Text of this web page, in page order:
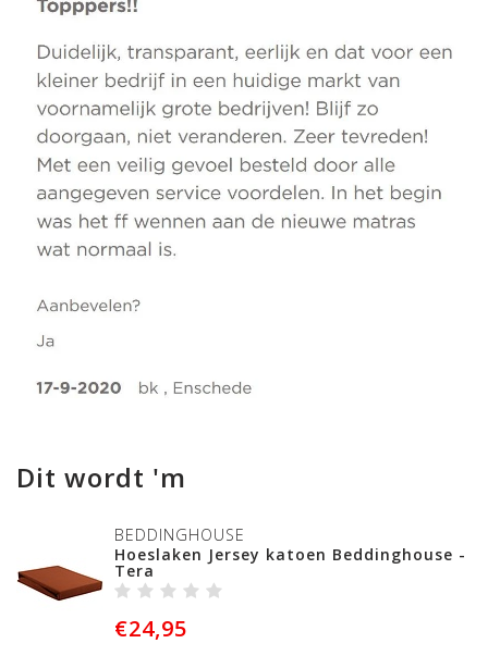
Dit wordt 'm
BEDDINGHOUSE
Hoeslaken Jersey katoen Beddinghouse -
Tera
€24,95